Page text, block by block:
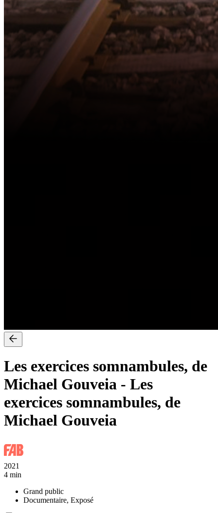
Les exercices somnambules, de
Michael Gouveia - Les
exercices somnambules, de
Michael Gouveia
2021
4 min
Grand public
Documentaire, Exposé